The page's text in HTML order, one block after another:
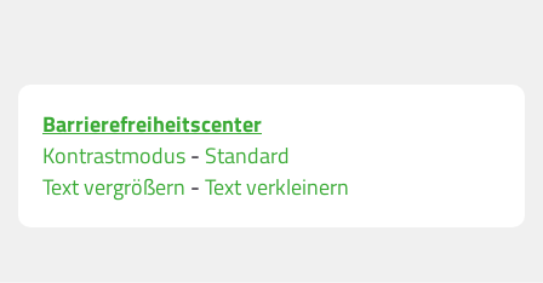
Barrierefreiheitscenter
Kontrastmodus- Standard
Text vergrößern -Text verkleinern
Bitte geben Sie eine gültige E-Mail-Adresse ein.
Telefon*